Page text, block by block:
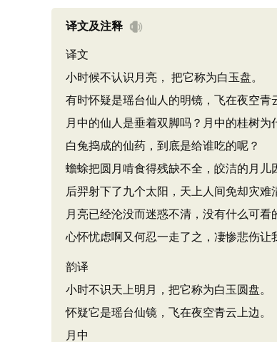
译文及注释
译文
小时候不认识月亮， 把它称为白玉盘。
有时怀疑是瑶台仙人的明镜，飞在夜空青
月中的仙人是垂着双脚吗？月中的桂树为
白兔捣成的仙药，到底是给谁吃的呢？
蟾蜍把圆月啃食得残缺不全，皎洁的月儿
后羿射下了九个太阳，天上人间免却灾难
月亮已经沦没而迷惑不清，没有什么可看
心怀忧虑啊又何忍一走了之，凄惨悲伤让
韵译
小时不识天上明月，把它称为白玉圆盘。
怀疑它是瑶台仙镜，飞在夜空青云上边。
月中